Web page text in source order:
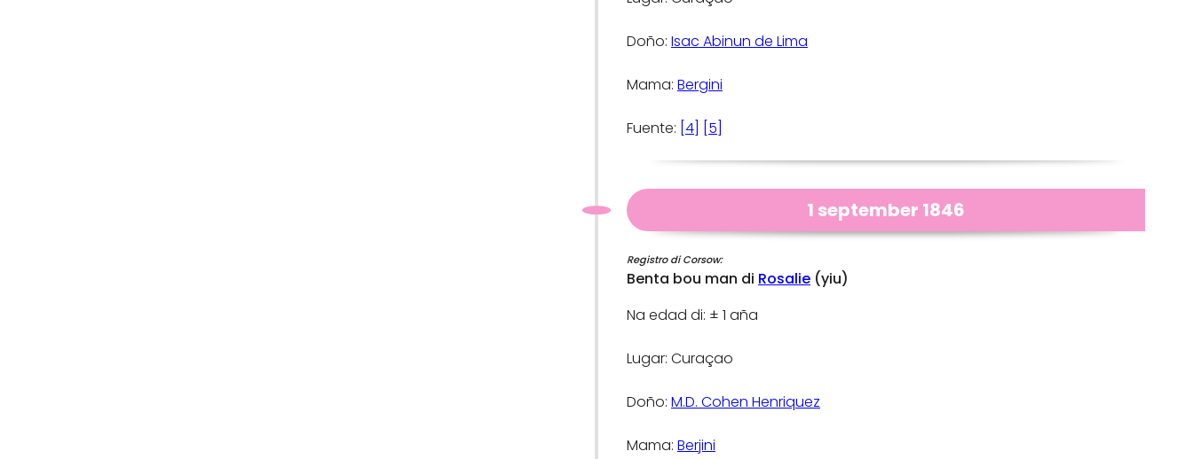
Doño: Isac Abinun de Lima
Mama: Bergini
Fuente: [4] [5]
1 september 1846
Registro di Corsow:
Benta bou man di Rosalie (yiu)
Na edad di: ± 1 aña
Lugar: Curaçao
Doño: M.D. Cohen Henriquez
Mama: Berjini